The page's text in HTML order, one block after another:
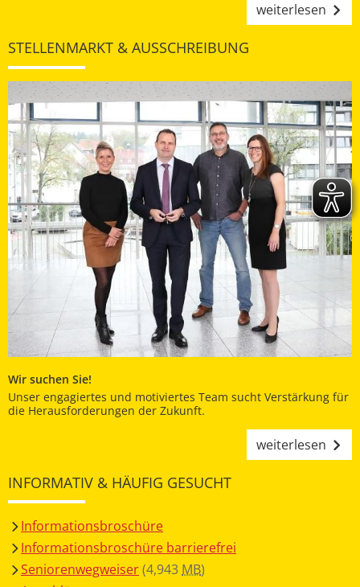
weiterlesen
STELLENMARKT & AUSSCHREIBUNG
Wir suchen Sie!
Unser engagiertes und motiviertes Team sucht Verstärkung für
die Herausforderungen der Zukunft.
weiterlesen
INFORMATIV & HÄUFIG GESUCHT
Informationsbroschüre
Informationsbroschüre barrierefrei
Seniorenwegweiser(4,943 MB)